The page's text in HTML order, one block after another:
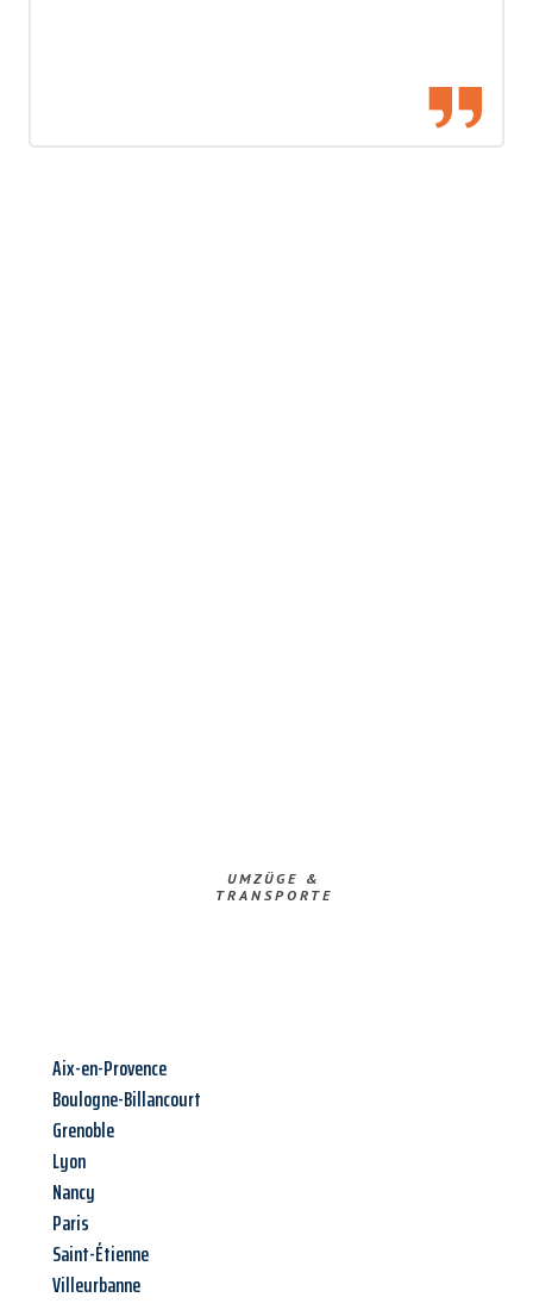
UMZÜGE &
TRANSPORTE
Aix-en-Provence
Boulogne-Billancourt
Grenoble
Lyon
Nancy
Paris
Saint-Étienne
Villeurbanne